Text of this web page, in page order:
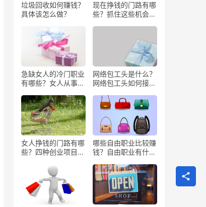
垃圾回收如何赚钱？
具体该怎么做？
现在挣钱的门路有哪
些？抓住这些机会闷
急缺女人的冷门职业
有哪些？女人从事哪
网络包工头是什么？
网络包工头如何接业
女人挣钱的门路有哪
些？四种创业项目推
哪些自由职业比较赚
钱？自由职业有什么